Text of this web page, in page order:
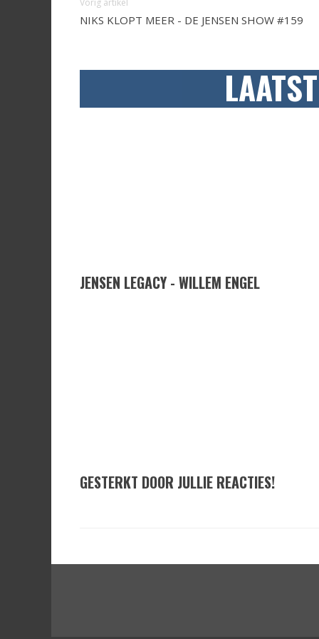
Vorig artikel
NIKS KLOPT MEER - DE JENSEN SHOW #159
JENSEN LEGACY - WILLEM ENGEL
GESTERKT DOOR JULLIE REACTIES!